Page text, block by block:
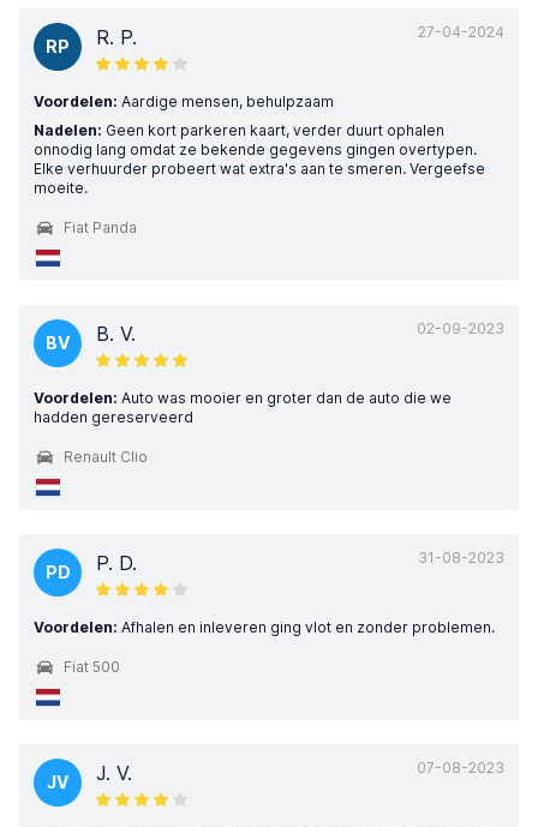
27-04-2024
RP R. P.
Voordelen: Aardige mensen, behulpzaam
Nadelen: Geen kort parkeren kaart, verder duurt ophalen
onnodig lang omdat ze bekende gegevens gingen overtypen.
Elke verhuurder probeert wat extra's aan te smeren. Vergeefse
moeite.
Fiat Panda
02-09-2023
BV B. V.
Voordelen: Auto was mooier en groter dan de auto die we
hadden gereserveerd
Renault Clio
31-08-2023
PD P. D.
Voordelen: Afhalen en inleveren ging vlot en zonder problemen.
Fiat 500
07-08-2023
JV J. V.